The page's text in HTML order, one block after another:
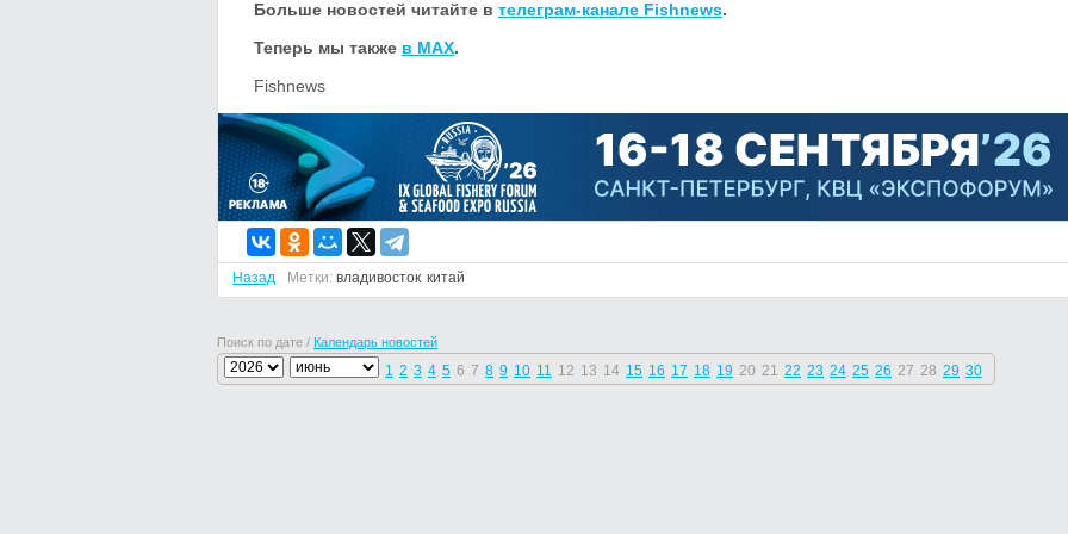
Больше новостей читайте в телеграм-канале Fishnews.
Теперь мы также в MAX.
Fishnews
Назад Метки: владивосток китай
Поиск по дате / Календарь новостей
1 2 3 4 5 6 7 8 9 10 11 12 13 14 15 16 17 18 19 20 21 22 23 24 25 26 27 28 29 30